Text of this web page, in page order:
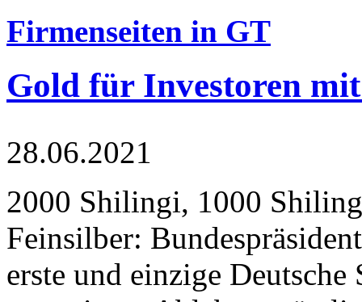
Firmenseiten in GT
Gold für Investoren
28.06.2021
2000 Shilingi, 1000
Feinsilber:
erste und einzige Deutsche